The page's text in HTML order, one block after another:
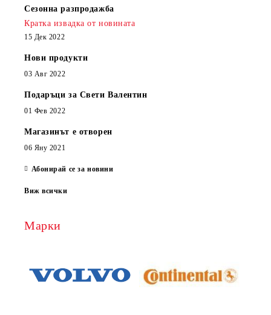
Сезонна разпродажба
Кратка извадка от новината
15 Дек 2022
Нови продукти
03 Авг 2022
Подаръци за Свети Валентин
01 Фев 2022
Магазинът е отворен
06 Яну 2021
Абонирай се за новини
Виж всички
Марки